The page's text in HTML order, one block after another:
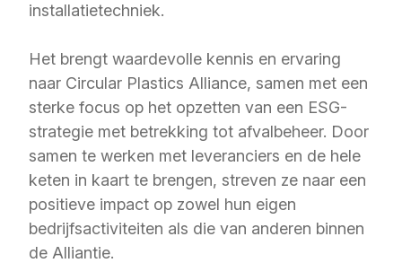
installatietechniek.
Het brengt waardevolle kennis en ervaring
naar Circular Plastics Alliance, samen met een
sterke focus op het opzetten van een ESG-
strategie met betrekking tot afvalbeheer. Door
samen te werken met leveranciers en de hele
keten in kaart te brengen, streven ze naar een
positieve impact op zowel hun eigen
bedrijfsactiviteiten als die van anderen binnen
de Alliantie.